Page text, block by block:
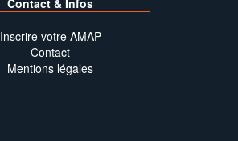
Contact & Infos
Inscrire votre AMAP
Contact
Mentions légales